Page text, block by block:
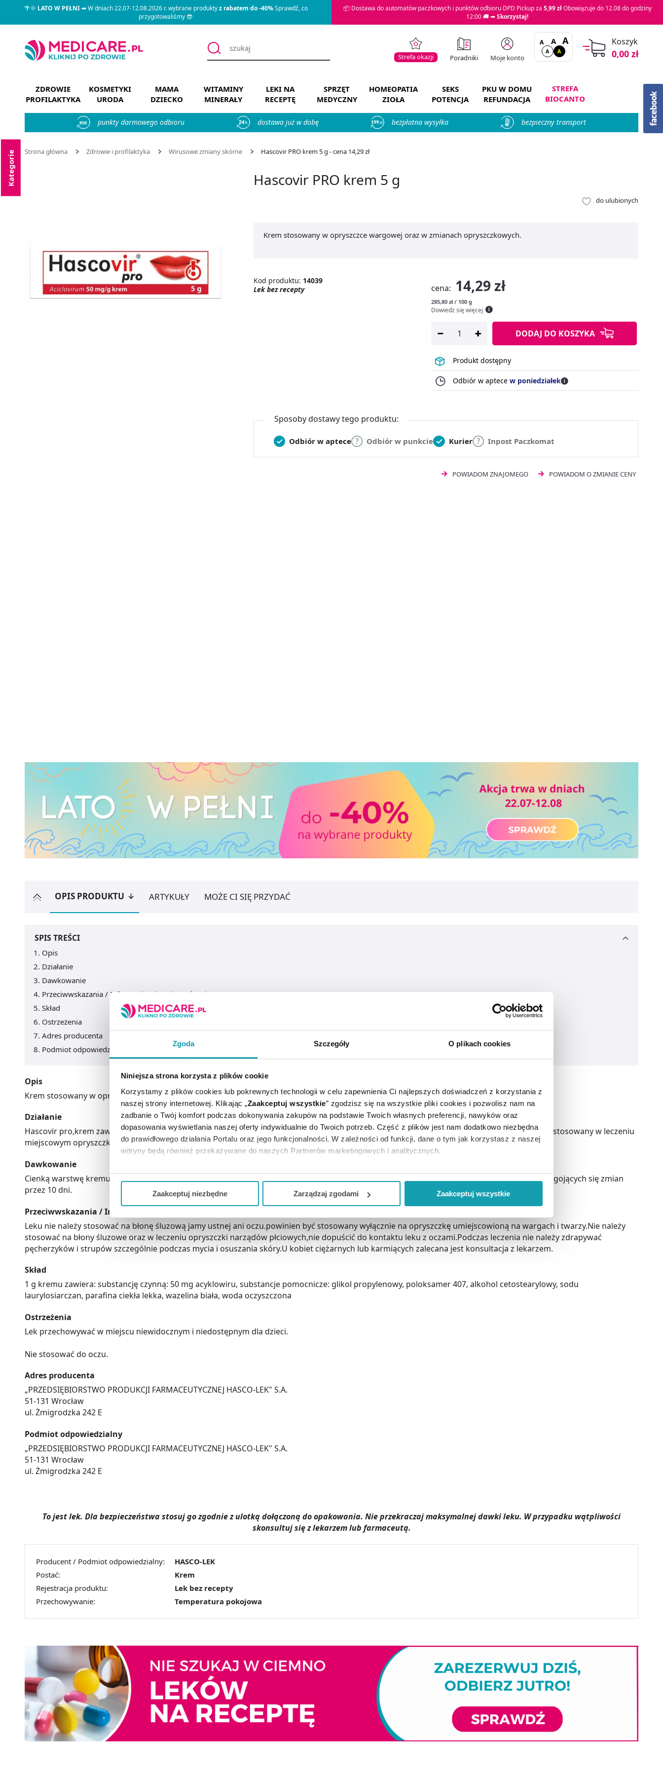
Zgoda Szczegóły O plikach cookies
Niniejsza strona korzysta z plików cookie
Korzystamy z plików cookies lub pokrewnych technologii w celu zapewnienia Ci najlepszych doświadczeń z korzystania z
naszej strony internetowej. Klikając „Zaakceptuj wszystkie” zgodzisz się na wszystkie pliki cookies i pozwolisz nam na
zadbanie o Twój komfort podczas dokonywania zakupów na podstawie Twoich własnych preferencji, nawyków oraz
dopasowania wyświetlania naszej oferty indywidualnie do Twoich potrzeb. Część z plików jest nam dodatkowo niezbędna
do prawidłowego działania Portalu oraz jego funkcjonalności. W zależności od funkcji, dane o tym jak korzystasz z naszej
witryny będą również przekazywane do naszych Partnerów marketingowych i analitycznych.
Jeżeli chcesz dostosować swoją zgodę i wybrać tylko niektóre dodatkowe funkcje, z którymi wiąże się zbieranie danych o
Ciebie danych, które nie są niezbędne dla funkcjonowania Strony. Będzie się to jednak wiązało z brakiem dostępu do
wszystkich funkcjonalności Strony.
Zaakceptuj niezbędne Zarządzaj zgodami Zaakceptuj wszystkie
🌴🌞LATO W PEŁNI➡ W dniach 22.07-12.08.2026 r. wybrane produktyz rabatem do -40%Sprawdź, co
przygotowaliśmy 😎
📦 Dostawa do automatów paczkowych i punktów odbioru DPD Pickup za 5,99 złObowiązuje do 12.08 do godziny
12:00 🚚 ➡Skorzystaj!
Strefa okazji Poradniki Moje konto
A A A
A A
Koszyk
0,00 zł
ZDROWIE
PROFILAKTYKA
KOSMETYKI
URODA
MAMA
DZIECKO
WITAMINY
MINERAŁY
LEKI NA
RECEPTĘ
SPRZĘT
MEDYCZNY
HOMEOPATIA
ZIOŁA
SEKS
POTENCJA
PKU W DOMU
REFUNDACJA
STREFA
BIOCANTO
858 punkty darmowego odbioru dostawa już w dobę bezpłatna wysyłka bezpieczny transport
Strona główna Zdrowie i profilaktyka Wirusowe zmiany skórne Hascovir PRO krem 5 g - cena 14,29 zł
Kategorie Hascovir PRO krem 5 g
do ulubionych
Krem stosowany w opryszczce wargowej oraz w zmianach opryszczkowych.
Kod produktu: 14039
Lek bez recepty
cena: 14,29 zł
285,80 zł / 100 g
Dowiedz się więcej
DODAJ DO KOSZYKA
Produkt dostępny
Odbiór w aptece w poniedziałek
Sposoby dostawy tego produktu:
Odbiór w aptece Odbiór w punkcie Kurier Inpost Paczkomat
POWIADOM ZNAJOMEGO POWIADOM O ZMIANIE CENY
OPIS PRODUKTU ARTYKUŁY MOŻE CI SIĘ PRZYDAĆ
SPIS TREŚCI
Opis
Działanie
Dawkowanie
Przeciwwskazania / Informacje o bezpieczeństwie
Skład
Ostrzeżenia
Adres producenta
Podmiot odpowiedzialny
Opis
Krem stosowany w opryszczce wargowej oraz w zmianach opryszczkowych.
Działanie
Hascovir pro,krem zawiera substancje czynną Acyklowir.Wykazuje silne działanie przeciw wirusowi opryszczki pospolitej (Herpes simplex).Jest stosowany w leczeniu
miejscowym opryszczki wargowej(tzw.zimna) oraz zmian opryszczkowych na twarzy wywołanych przez wirusa opryszczki pospolitej.
Dawkowanie
Cienką warstwę kremu nanosi się na zmiany chorobowe oraz otaczającą je skórę 5 razy dziennie (co 4 h) przez 5 dni, a w przypadkach trudno gojących się zmian
przez 10 dni.
Przeciwwskazania / Informacje o bezpieczeństwie
Leku nie należy stosować na błonę śluzową jamy ustnej ani oczu.powinien być stosowany wyłącznie na opryszczkę umiejscowioną na wargach i twarzy.Nie należy
stosować na błony śluzowe oraz w leczeniu opryszczki narządów płciowych,nie dopuścić do kontaktu leku z oczami.Podczas leczenia nie należy zdrapywać
pęcherzyków i strupów szczególnie podczas mycia i osuszania skóry.U kobiet ciężarnych lub karmiących zalecana jest konsultacja z lekarzem.
Skład
1 g kremu zawiera: substancję czynną: 50 mg acyklowiru, substancje pomocnicze: glikol propylenowy, poloksamer 407, alkohol cetostearylowy, sodu
laurylosiarczan, parafina ciekła lekka, wazelina biała, woda oczyszczona
Ostrzeżenia
Lek przechowywać w miejscu niewidocznym i niedostępnym dla dzieci.
Nie stosować do oczu.
Adres producenta
„PRZEDSIĘBIORSTWO PRODUKCJI FARMACEUTYCZNEJ HASCO-LEK" S.A.
51-131 Wrocław
ul. Żmigrodzka 242 E
Podmiot odpowiedzialny
„PRZEDSIĘBIORSTWO PRODUKCJI FARMACEUTYCZNEJ HASCO-LEK" S.A.
51-131 Wrocław
ul. Żmigrodzka 242 E
To jest lek. Dla bezpieczeństwa stosuj go zgodnie z ulotką dołączoną do opakowania. Nie przekraczaj maksymalnej dawki leku. W przypadku wątpliwości
skonsultuj się z lekarzem lub farmaceutą.
Producent / Podmiot odpowiedzialny:
HASCO-LEK
Postać:
Krem
Rejestracja produktu:
Lek bez recepty
Przechowywanie:
Temperatura pokojowa